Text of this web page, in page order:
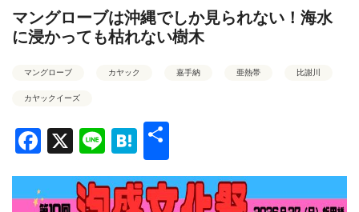
マングローブは沖縄でしか見られない！海水
に浸かっても枯れない樹木
マングローブ カヤック 嘉手納 亜熱帯 比謝川
カヤックイーズ
Facebook
X LineHatena